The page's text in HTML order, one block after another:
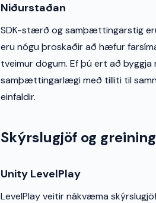
Niðurstaðan
SDK-stærð og samþættingarstig
eru nógu þroskaðir að hæfur
tveimur dögum. Ef þú ert að byggja
samþættingarlægi með tilliti til
einfaldir.
Skýrslugjöf og
Unity LevelPlay
LevelPlay veitir nákvæma